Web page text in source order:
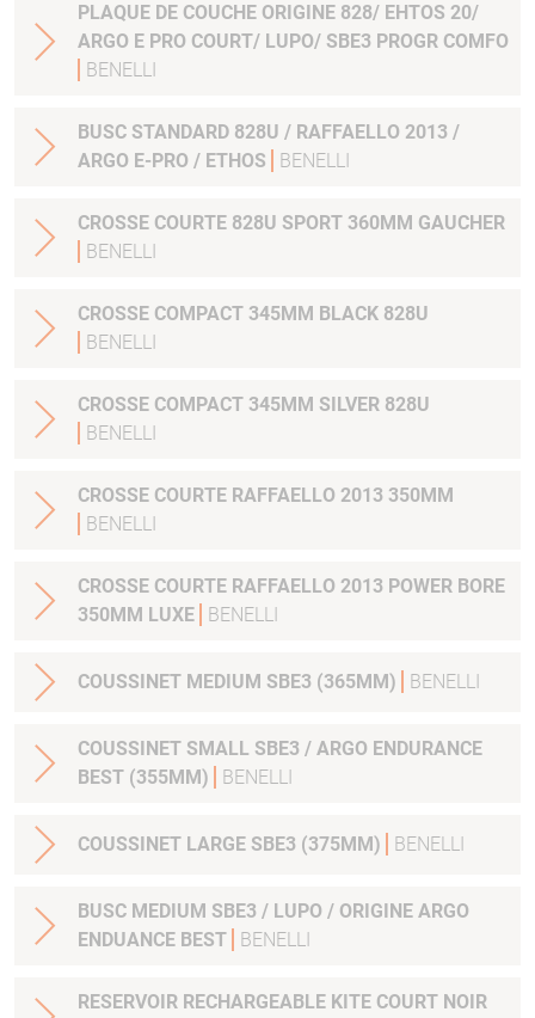
PLAQUE DE COUCHE ORIGINE 828/ EHTOS 20/
ARGO E PRO COURT/ LUPO/ SBE3 PROGR COMFO
BENELLI
BUSC STANDARD 828U / RAFFAELLO 2013 /
ARGO E-PRO / ETHOS
BENELLI
CROSSE COURTE 828U SPORT 360MM GAUCHER
BENELLI
CROSSE COMPACT 345MM BLACK 828U
BENELLI
CROSSE COMPACT 345MM SILVER 828U
BENELLI
CROSSE COURTE RAFFAELLO 2013 350MM
BENELLI
CROSSE COURTE RAFFAELLO 2013 POWER BORE
350MM LUXE
BENELLI
COUSSINET MEDIUM SBE3 (365MM) BENELLI
COUSSINET SMALL SBE3 / ARGO ENDURANCE
BEST (355MM)
BENELLI
COUSSINET LARGE SBE3 (375MM) BENELLI
BUSC MEDIUM SBE3 / LUPO / ORIGINE ARGO
ENDUANCE BEST
BENELLI
RESERVOIR RECHARGEABLE KITE COURT NOIR